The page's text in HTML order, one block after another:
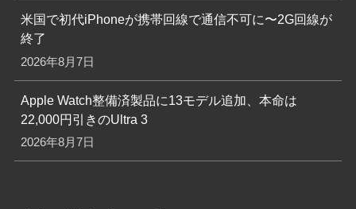
米国で初代iPhoneが携帯回線で通信不可に〜2G回線が
終了
2026年8月7日
Apple Watch整備済製品に13モデル追加、本命は
22,000円引きのUltra 3
2026年8月7日